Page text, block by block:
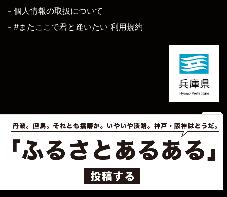
- 個人情報の取扱について
- #またここで君と逢いたい 利用規約